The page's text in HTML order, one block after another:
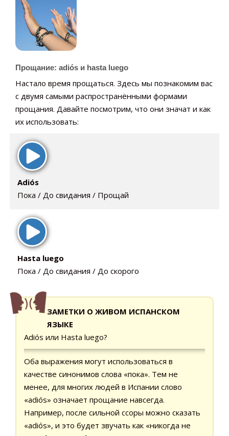
Прощание: adiós и hasta luego
Настало время прощаться. Здесь мы познакомим вас
с двумя самыми распространёнными формами
прощания. Давайте посмотрим, что они значат и как
их использовать:
Adiós
Пока / До свидания / Прощай
Hasta luego
Пока / До свидания / До скорого
ЗАМЕТКИ О ЖИВОМ ИСПАНСКОМ
ЯЗЫКЕ
Adiós или Hasta luego?
Оба выражения могут использоваться в
качестве синонимов слова «пока». Тем не
менее, для многих людей в Испании слово
«adiós» означает прощание навсегда.
Например, после сильной ссоры можно сказать
«adiós», и это будет звучать как «никогда не